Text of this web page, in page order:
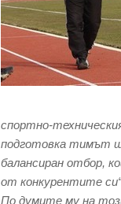
спортно-
подготовка тимът
балансиран отбор,
от конкурентите
По думите му на